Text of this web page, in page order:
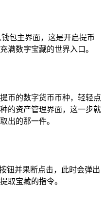
包主界面，这是开启提币
满数字宝藏的世界入口。
币的数字货币币种，轻轻点
的资产管理界面，这一步就
出的那一件。
钮并果断点击，此时会弹出
取宝藏的指令。